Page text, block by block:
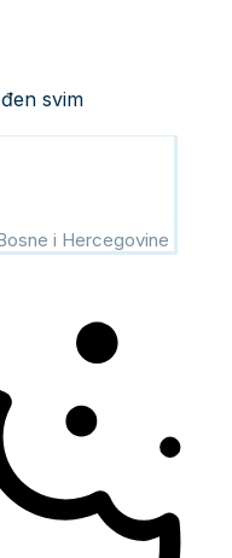
svim
i Hercegovine